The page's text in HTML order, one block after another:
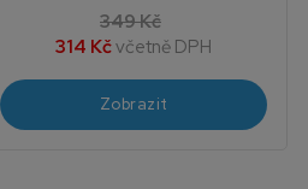
349 Kč
314 Kčvčetně DPH
Zobrazit